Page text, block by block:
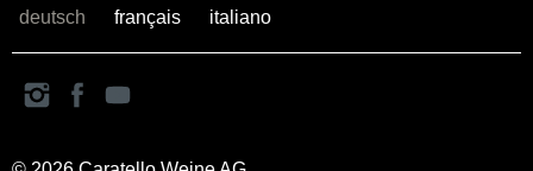
deutsch français italiano